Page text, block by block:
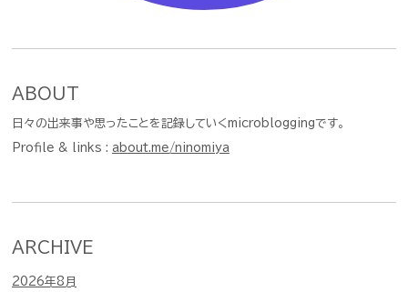
ABOUT
日々の出来事や思ったことを記録していくmicrobloggingです。
Profile & links : about.me/ninomiya
ARCHIVE
2026年8月